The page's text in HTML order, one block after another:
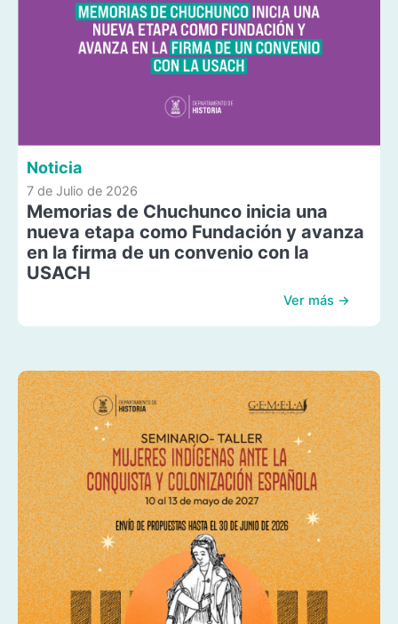
Noticia
7 de Julio de 2026
Memorias de Chuchunco inicia una
nueva etapa como Fundación y avanza
en la firma de un convenio con la
USACH
Ver más →